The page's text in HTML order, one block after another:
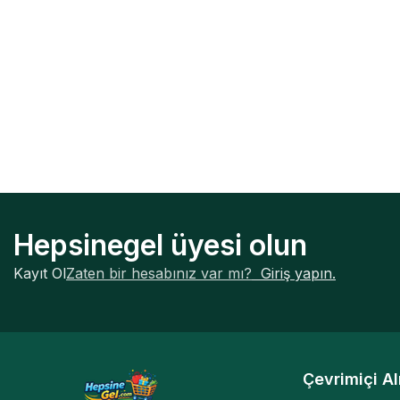
Hepsinegel üyesi olun
Kayıt OlZaten bir hesabınız var mı? Giriş yapın.
Çevrimiçi